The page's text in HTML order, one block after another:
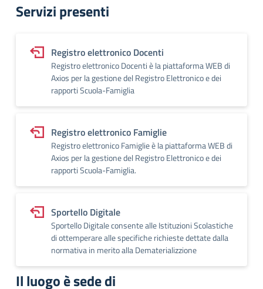
Servizi presenti
Registro elettronico Docenti
Registro elettronico Docenti è la piattaforma WEB di
Axios per la gestione del Registro Elettronico e dei
rapporti Scuola-Famiglia
Registro elettronico Famiglie
Registro elettronico Famiglie è la piattaforma WEB di
Axios per la gestione del Registro Elettronico e dei
rapporti Scuola-Famiglia.
Sportello Digitale
Sportello Digitale consente alle Istituzioni Scolastiche
di ottemperare alle specifiche richieste dettate dalla
normativa in merito alla Dematerializzione
Il luogo è sede di